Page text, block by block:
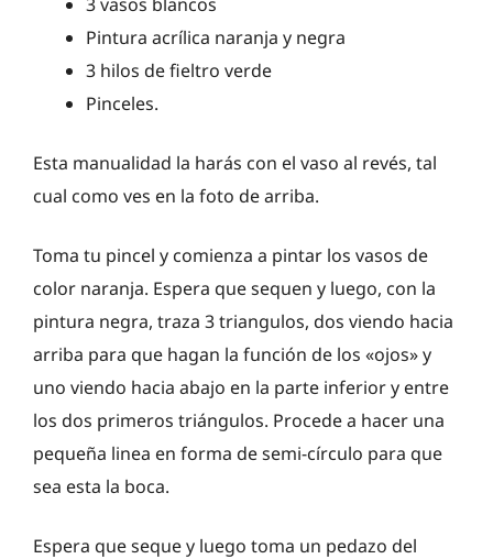
Pintura acrílica naranja y negra
3 hilos de fieltro verde
Pinceles.
Esta manualidad la harás con el vaso al revés, tal
cual como ves en la foto de arriba.
Toma tu pincel y comienza a pintar los vasos de
color naranja. Espera que sequen y luego, con la
pintura negra, traza 3 triangulos, dos viendo hacia
arriba para que hagan la función de los «ojos» y
uno viendo hacia abajo en la parte inferior y entre
los dos primeros triángulos. Procede a hacer una
pequeña linea en forma de semi-círculo para que
sea esta la boca.
Espera que seque y luego toma un pedazo del